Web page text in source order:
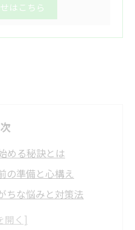
はこちら
める秘訣とは
の準備と心構え
ちな悩みと対策法
を知るメリット